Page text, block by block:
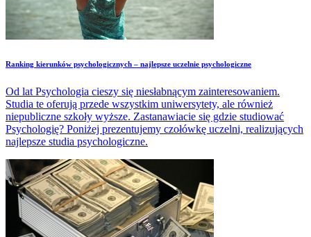
Ranking kierunków psychologicznych – najlepsze uczelnie psychologiczne
Od lat Psychologia cieszy się niesłabnącym zainteresowaniem.
Studia te oferują przede wszystkim uniwersytety, ale również
niepubliczne szkoły wyższe. Zastanawiacie się gdzie studiować
Psychologię? Poniżej prezentujemy czołówkę uczelni, realizujących
najlepsze studia psychologiczne.